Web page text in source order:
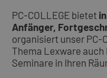
PC-COLLEGE bietet
Anfänger,
organisiert unser PC-
Thema Lexware
Seminare in Ihren